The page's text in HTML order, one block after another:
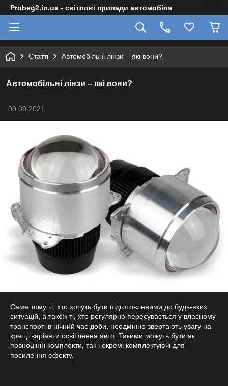
Probeg2.in.ua - світлові прилади автомобіля
Статті Автомобільні лінзи – які вони?
Автомобільні лінзи – які вони?
09.09.2021
Саме тому ті, хто хочуть бути підготовленими до будь-яких
ситуацій, а також ті, хто регулярно пересувається у власному
транспорті в нічний час доби, неодмінно звертають увагу на
кращі варіанти освітлення авто. Такими можуть бути як
повноцінні комплекти, так і окремі комплектуючі для
посилення ефекту.